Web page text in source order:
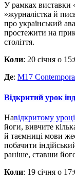
У рамках виставки
»журналістка й
про український
простежити на
століття.
Коли: 20 січня о
Де: M17
Відкритий урок
Навідкритому уроці
йоги, вивчите
й таємниці мови
побачити
раніше, ставши
Коли: 19 січня о